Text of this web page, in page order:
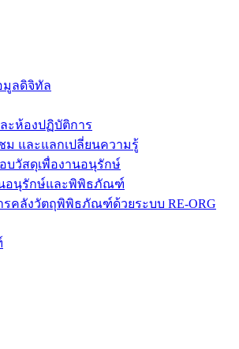
ลดิจิทัล
ะห้องปฏิบัติการ
ม และแลกเปลี่ยนความรู้
บวัสดุเพื่องานอนุรักษ์
อนุรักษ์และพิพิธภัณฑ์
รคลังวัตถุพิพิธภัณฑ์ด้วยระบบ RE-ORG